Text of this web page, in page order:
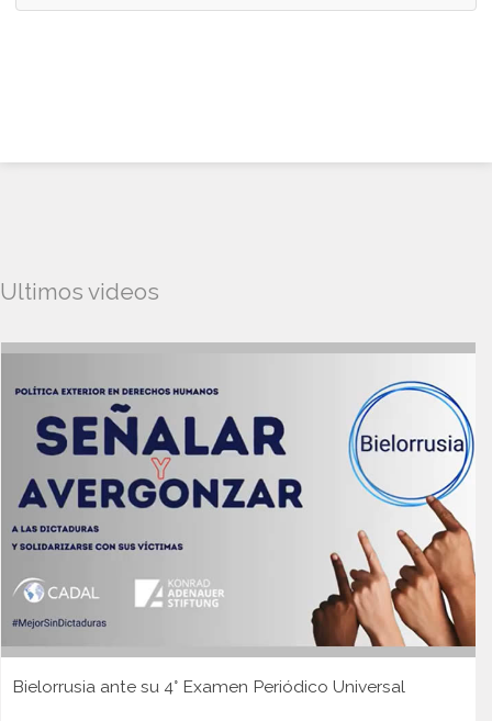
Ultimos videos
Bielorrusia ante su 4° Examen Periódico Universal